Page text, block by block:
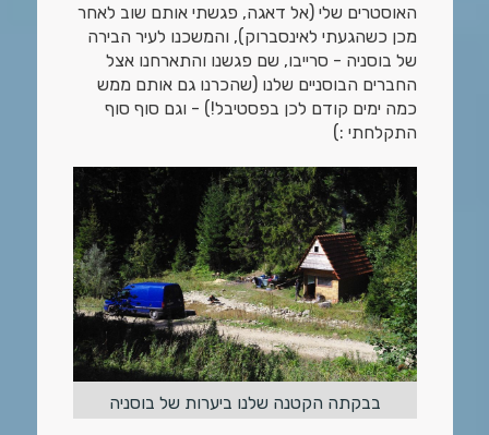
האוסטרים שלי (אל דאגה, פגשתי אותם שוב לאחר
מכן כשהגעתי לאינסברוק), והמשכנו לעיר הבירה
של בוסניה - סרייבו, שם פגשנו והתארחנו אצל
החברים הבוסניים שלנו (שהכרנו גם אותם ממש
כמה ימים קודם לכן בפסטיבל!) - וגם סוף סוף
התקלחתי :)
בבקתה הקטנה שלנו ביערות של בוסניה